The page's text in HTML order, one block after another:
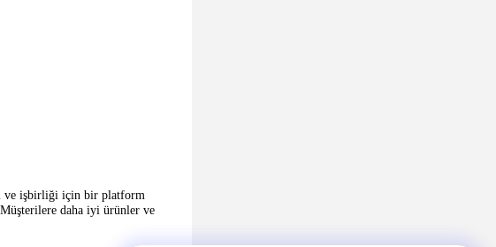
ve işbirliği için bir platform
daha iyi ürünler ve